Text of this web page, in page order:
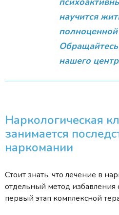
научится
Обращайтесь
нашего
Наркологическая
занимается
наркомании
Стоит знать, что лечение в
отдельный метод избавления
первый этап комплексной